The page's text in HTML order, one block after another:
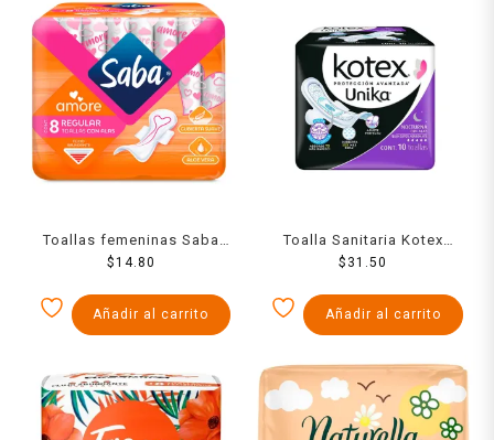
Toallas femeninas Saba
Amore regular con alas 8
$14.80
Añadir al carrito
Toalla Sanitaria Kotex
Unika Nocturna Con Alas
$ 31.50
Añadir al carrito